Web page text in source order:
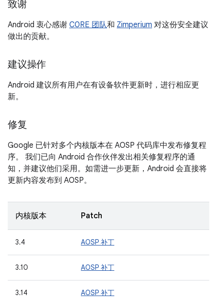
致谢
Android 衷心感谢 C0RE 团队和 Zimperium 对这份安全建议
做出的贡献。
建议操作
Android 建议所有用户在有设备软件更新时，进行相应更
新。
修复
Google 已针对多个内核版本在 AOSP 代码库中发布修复程
序。 我们已向 Android 合作伙伴发出相关修复程序的通
知，并建议他们采用。如需进一步更新，Android 会直接将
更新内容发布到 AOSP。
内核版本 Patch
3.4 AOSP 补丁
3.10 AOSP 补丁
3.14 AOSP 补丁